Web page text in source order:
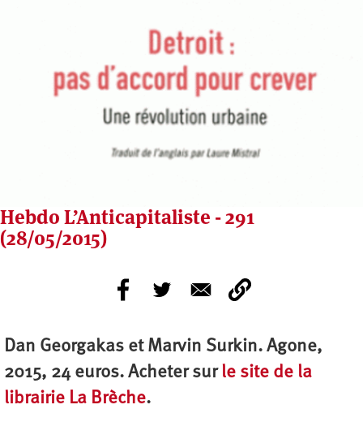
Hebdo L’Anticapitaliste - 291
(28/05/2015)
Dan Georgakas et Marvin Surkin. Agone,
2015, 24 euros. Acheter sur le site de la
librairie La Brèche.